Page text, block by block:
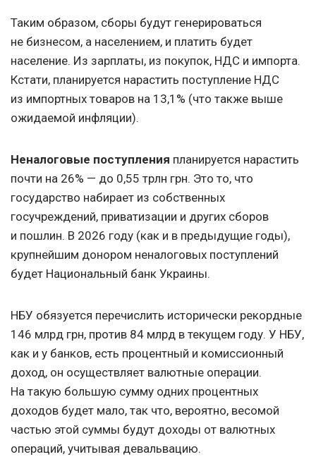
Таким образом, сборы будут генерироваться
не бизнесом, а населением, и платить будет
население. Из зарплаты, из покупок, НДС и импорта.
Кстати, планируется нарастить поступление НДС
из импортных товаров на 13,1% (что также выше
ожидаемой инфляции).
Неналоговые поступления планируется нарастить
почти на 26% — до 0,55 трлн грн. Это то, что
государство набирает из собственных
госучреждений, приватизации и других сборов
и пошлин. В 2026 году (как и в предыдущие годы),
крупнейшим донором неналоговых поступлений
будет Национальный банк Украины.
НБУ обязуется перечислить исторически рекордные
146 млрд грн, против 84 млрд в текущем году. У НБУ,
как и у банков, есть процентный и комиссионный
доход, он осуществляет валютные операции.
На такую большую сумму одних процентных
доходов будет мало, так что, вероятно, весомой
частью этой суммы будут доходы от валютных
операций, учитывая девальвацию.